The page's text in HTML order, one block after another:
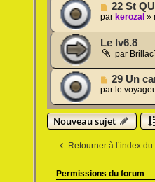
22 St
par kerozal »
Le lv6.8
par
29 Un
par le
Nouveau sujet
Retourner à l’index
Permissions du forum